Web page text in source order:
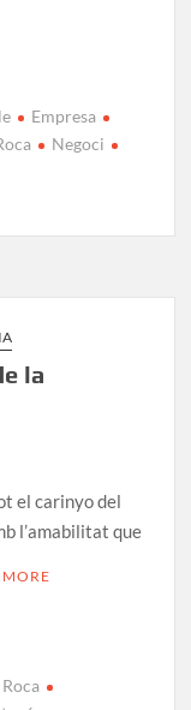
Empresa
Negoci
la
el carinyo del
l’amabilitat que